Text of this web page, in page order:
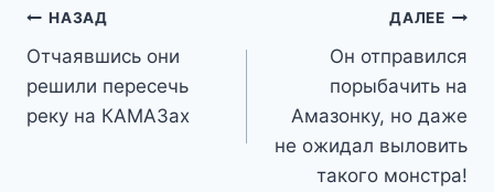
Навигация
по
записям
НАЗАД
Отчаявшись они
решили пересечь
реку на КАМАЗах
ДАЛЕЕ
Он отправился
порыбачить на
Амазонку, но даже
не ожидал выловить
такого монстра!